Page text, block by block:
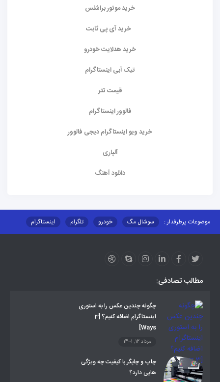
خرید موتور براشلس
خرید آی پی ثابت
خرید هدلایت خودرو
تیک آبی اینستاگرام
قیمت تتر
فالوور اینستاگرام
خرید ویو اینستاگرام دیجی فالوور
آلپاری
دانلود آهنگ
موضوعات پرطرفدار : سوشال مگ خودرو تلگرام
اینستاگرام
مطالب تصادفی:
چگونه چندین عکس را به استوری
اینستاگرام اضافه کنیم؟ [3
Ways]
مرداد 12, 1401
چاپ و چاپگر با کیفیت چه ویژگی
هایی دارد؟